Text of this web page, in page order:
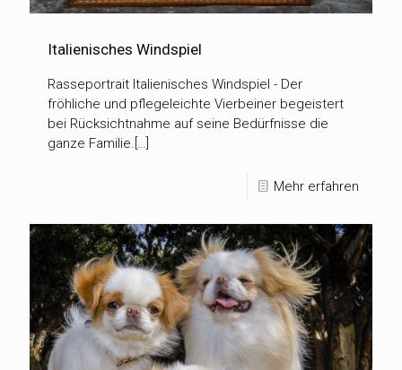
Italienisches Windspiel
Rasseportrait Italienisches Windspiel - Der
fröhliche und pflegeleichte Vierbeiner begeistert
bei Rücksichtnahme auf seine Bedürfnisse die
ganze Familie.[…]
Mehr erfahren